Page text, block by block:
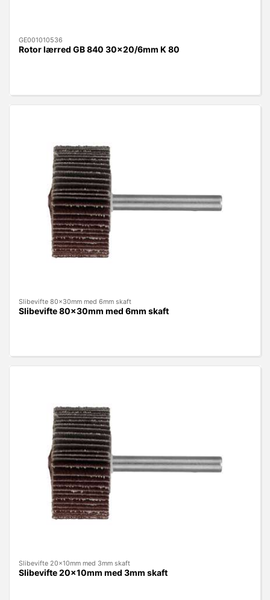
GE001010536
Rotor lærred GB 840 30x20/6mm K 80
Slibevifte 80x30mm med 6mm skaft
Slibevifte 80x30mm med 6mm skaft
Slibevifte 20x10mm med 3mm skaft
Slibevifte 20x10mm med 3mm skaft